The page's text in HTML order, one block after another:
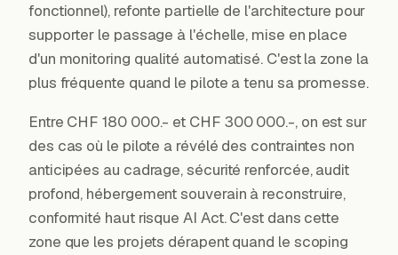
fonctionnel), refonte partielle de l'architecture pour
supporter le passage à l'échelle, mise en place
d'un monitoring qualité automatisé. C'est la zone la
plus fréquente quand le pilote a tenu sa promesse.
Entre CHF 180 000.- et CHF 300 000.-, on est sur
des cas où le pilote a révélé des contraintes non
anticipées au cadrage, sécurité renforcée, audit
profond, hébergement souverain à reconstruire,
conformité haut risque AI Act. C'est dans cette
zone que les projets dérapent quand le scoping